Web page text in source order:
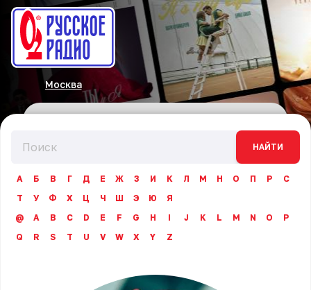
Москва
НАЙТИ
А Б В Г Д Е Ж З И К Л М Н О П Р
С
Т
У Ф Х Ц Ч Ш Э Ю
Я
@
A B C D E F G H I J K L M N O
P
Q
R S T U V W X Y Z